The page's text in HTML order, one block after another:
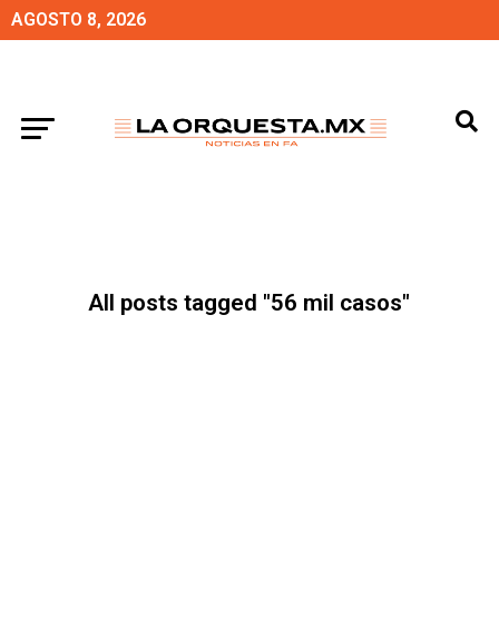
AGOSTO 8, 2026
All posts tagged "56 mil casos"